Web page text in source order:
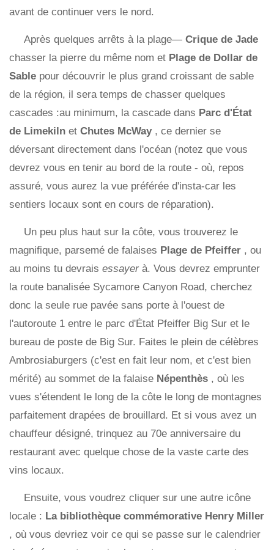
avant de continuer vers le nord.
Après quelques arrêts à la plage— Crique de Jade
chasser la pierre du même nom et Plage de Dollar de
Sable pour découvrir le plus grand croissant de sable
de la région, il sera temps de chasser quelques
cascades :au minimum, la cascade dans Parc d'État
de Limekiln et Chutes McWay , ce dernier se
déversant directement dans l'océan (notez que vous
devrez vous en tenir au bord de la route - où, repos
assuré, vous aurez la vue préférée d'insta-car les
sentiers locaux sont en cours de réparation).
Un peu plus haut sur la côte, vous trouverez le
magnifique, parsemé de falaises Plage de Pfeiffer , ou
au moins tu devrais essayer à. Vous devrez emprunter
la route banalisée Sycamore Canyon Road, cherchez
donc la seule rue pavée sans porte à l'ouest de
l'autoroute 1 entre le parc d'État Pfeiffer Big Sur et le
bureau de poste de Big Sur. Faites le plein de célèbres
Ambrosiaburgers (c'est en fait leur nom, et c'est bien
mérité) au sommet de la falaise Népenthès , où les
vues s'étendent le long de la côte le long de montagnes
parfaitement drapées de brouillard. Et si vous avez un
chauffeur désigné, trinquez au 70e anniversaire du
restaurant avec quelque chose de la vaste carte des
vins locaux.
Ensuite, vous voudrez cliquer sur une autre icône
locale : La bibliothèque commémorative Henry Miller
, où vous devriez voir ce qui se passe sur le calendrier